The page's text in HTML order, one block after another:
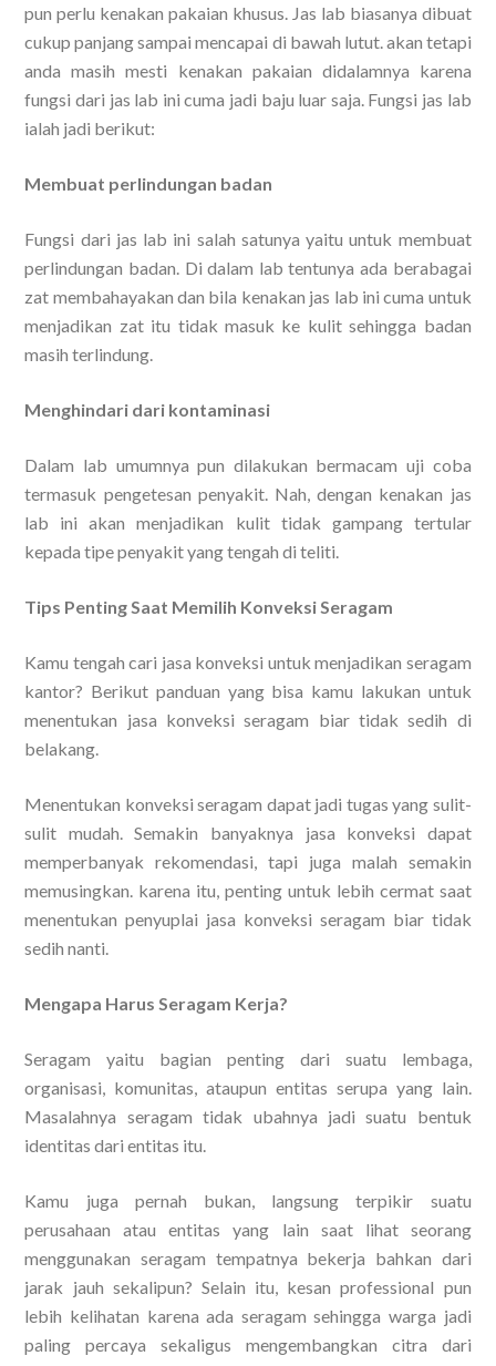
pun perlu kenakan pakaian khusus. Jas lab biasanya dibuat
cukup panjang sampai mencapai di bawah lutut. akan tetapi
anda masih mesti kenakan pakaian didalamnya karena
fungsi dari jas lab ini cuma jadi baju luar saja. Fungsi jas lab
ialah jadi berikut:
Membuat perlindungan badan
Fungsi dari jas lab ini salah satunya yaitu untuk membuat
perlindungan badan. Di dalam lab tentunya ada berabagai
zat membahayakan dan bila kenakan jas lab ini cuma untuk
menjadikan zat itu tidak masuk ke kulit sehingga badan
masih terlindung.
Menghindari dari kontaminasi
Dalam lab umumnya pun dilakukan bermacam uji coba
termasuk pengetesan penyakit. Nah, dengan kenakan jas
lab ini akan menjadikan kulit tidak gampang tertular
kepada tipe penyakit yang tengah di teliti.
Tips Penting Saat Memilih Konveksi Seragam
Kamu tengah cari jasa konveksi untuk menjadikan seragam
kantor? Berikut panduan yang bisa kamu lakukan untuk
menentukan jasa konveksi seragam biar tidak sedih di
belakang.
Menentukan konveksi seragam dapat jadi tugas yang sulit-
sulit mudah. Semakin banyaknya jasa konveksi dapat
memperbanyak rekomendasi, tapi juga malah semakin
memusingkan. karena itu, penting untuk lebih cermat saat
menentukan penyuplai jasa konveksi seragam biar tidak
sedih nanti.
Mengapa Harus Seragam Kerja?
Seragam yaitu bagian penting dari suatu lembaga,
organisasi, komunitas, ataupun entitas serupa yang lain.
Masalahnya seragam tidak ubahnya jadi suatu bentuk
identitas dari entitas itu.
Kamu juga pernah bukan, langsung terpikir suatu
perusahaan atau entitas yang lain saat lihat seorang
menggunakan seragam tempatnya bekerja bahkan dari
jarak jauh sekalipun? Selain itu, kesan professional pun
lebih kelihatan karena ada seragam sehingga warga jadi
paling percaya sekaligus mengembangkan citra dari